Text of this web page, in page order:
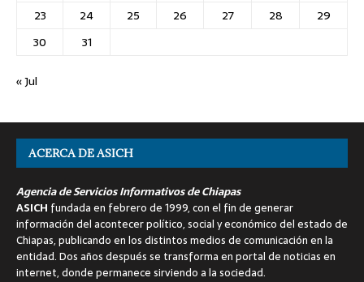
23
24 25 26 27 28
29
30
31
« Jul
ACERCA DE ASICH
Agencia de Servicios Informativos de Chiapas
ASICH fundada en febrero de 1999, con el fin de generar
información del acontecer político, social y económico del estado de
Chiapas, publicando en los distintos medios de comunicación en la
entidad. Dos años después se transforma en portal de noticias en
internet, donde permanece sirviendo a la sociedad.